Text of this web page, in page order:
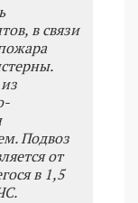
в связи
Подвоз
от
в 1,5